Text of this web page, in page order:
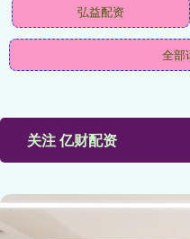
弘益配资
全部
关注 亿财配资